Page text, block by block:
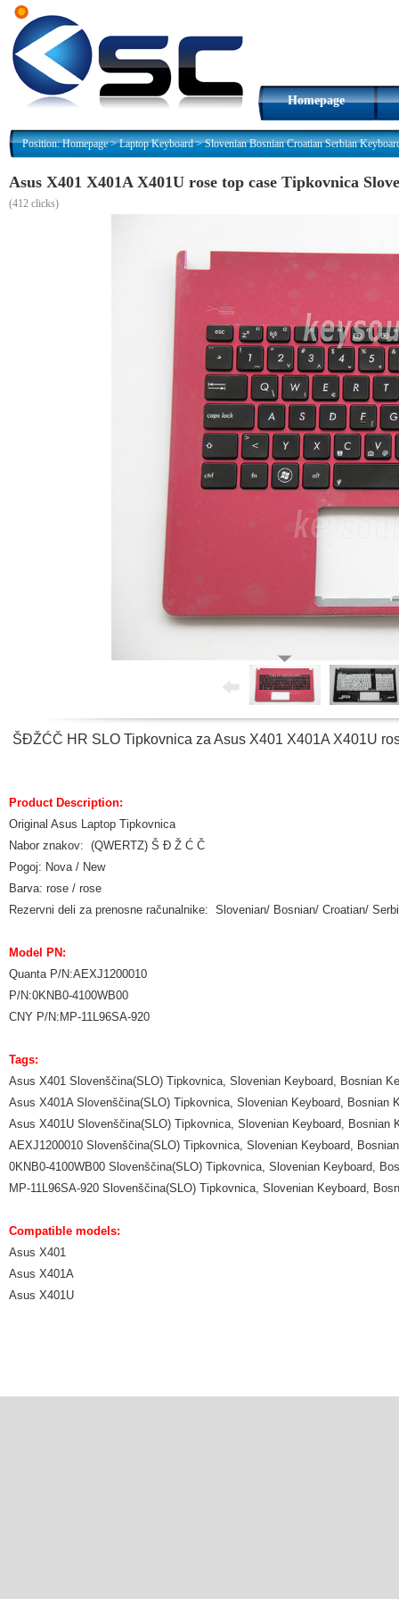
Homepage
Position:Homepage>Laptop Keyboard>Slovenian Bosnian Croatian Serbian
Asus X401 X401A X401U rose top case Tipkovnica
(412 clicks)
ŠĐŽĆČ HR SLO Tipkovnica za Asus X401 X401A X401U
Product Description:
Original Asus Laptop Tipkovnica
Nabor znakov: (QWERTZ) Š Đ Ž Ć Č
Pogoj: Nova / New
Barva: rose / rose
Rezervni deli za prenosne računalnike: Slovenian/ Bosnian/ Croatian/
Model PN:
Quanta P/N:AEXJ1200010
P/N:0KNB0-4100WB00
CNY P/N:MP-11L96SA-920
Tags:
Asus X401 Slovenščina(SLO) Tipkovnica, Slovenian Keyboard, Bosnian
Asus X401A Slovenščina(SLO) Tipkovnica, Slovenian Keyboard, Bosnian
Asus X401U Slovenščina(SLO) Tipkovnica, Slovenian Keyboard, Bosnian
AEXJ1200010 Slovenščina(SLO) Tipkovnica, Slovenian Keyboard,
0KNB0-4100WB00 Slovenščina(SLO) Tipkovnica, Slovenian Keyboard,
MP-11L96SA-920 Slovenščina(SLO) Tipkovnica, Slovenian Keyboard,
Compatible models:
Asus X401
Asus X401A
Asus X401U